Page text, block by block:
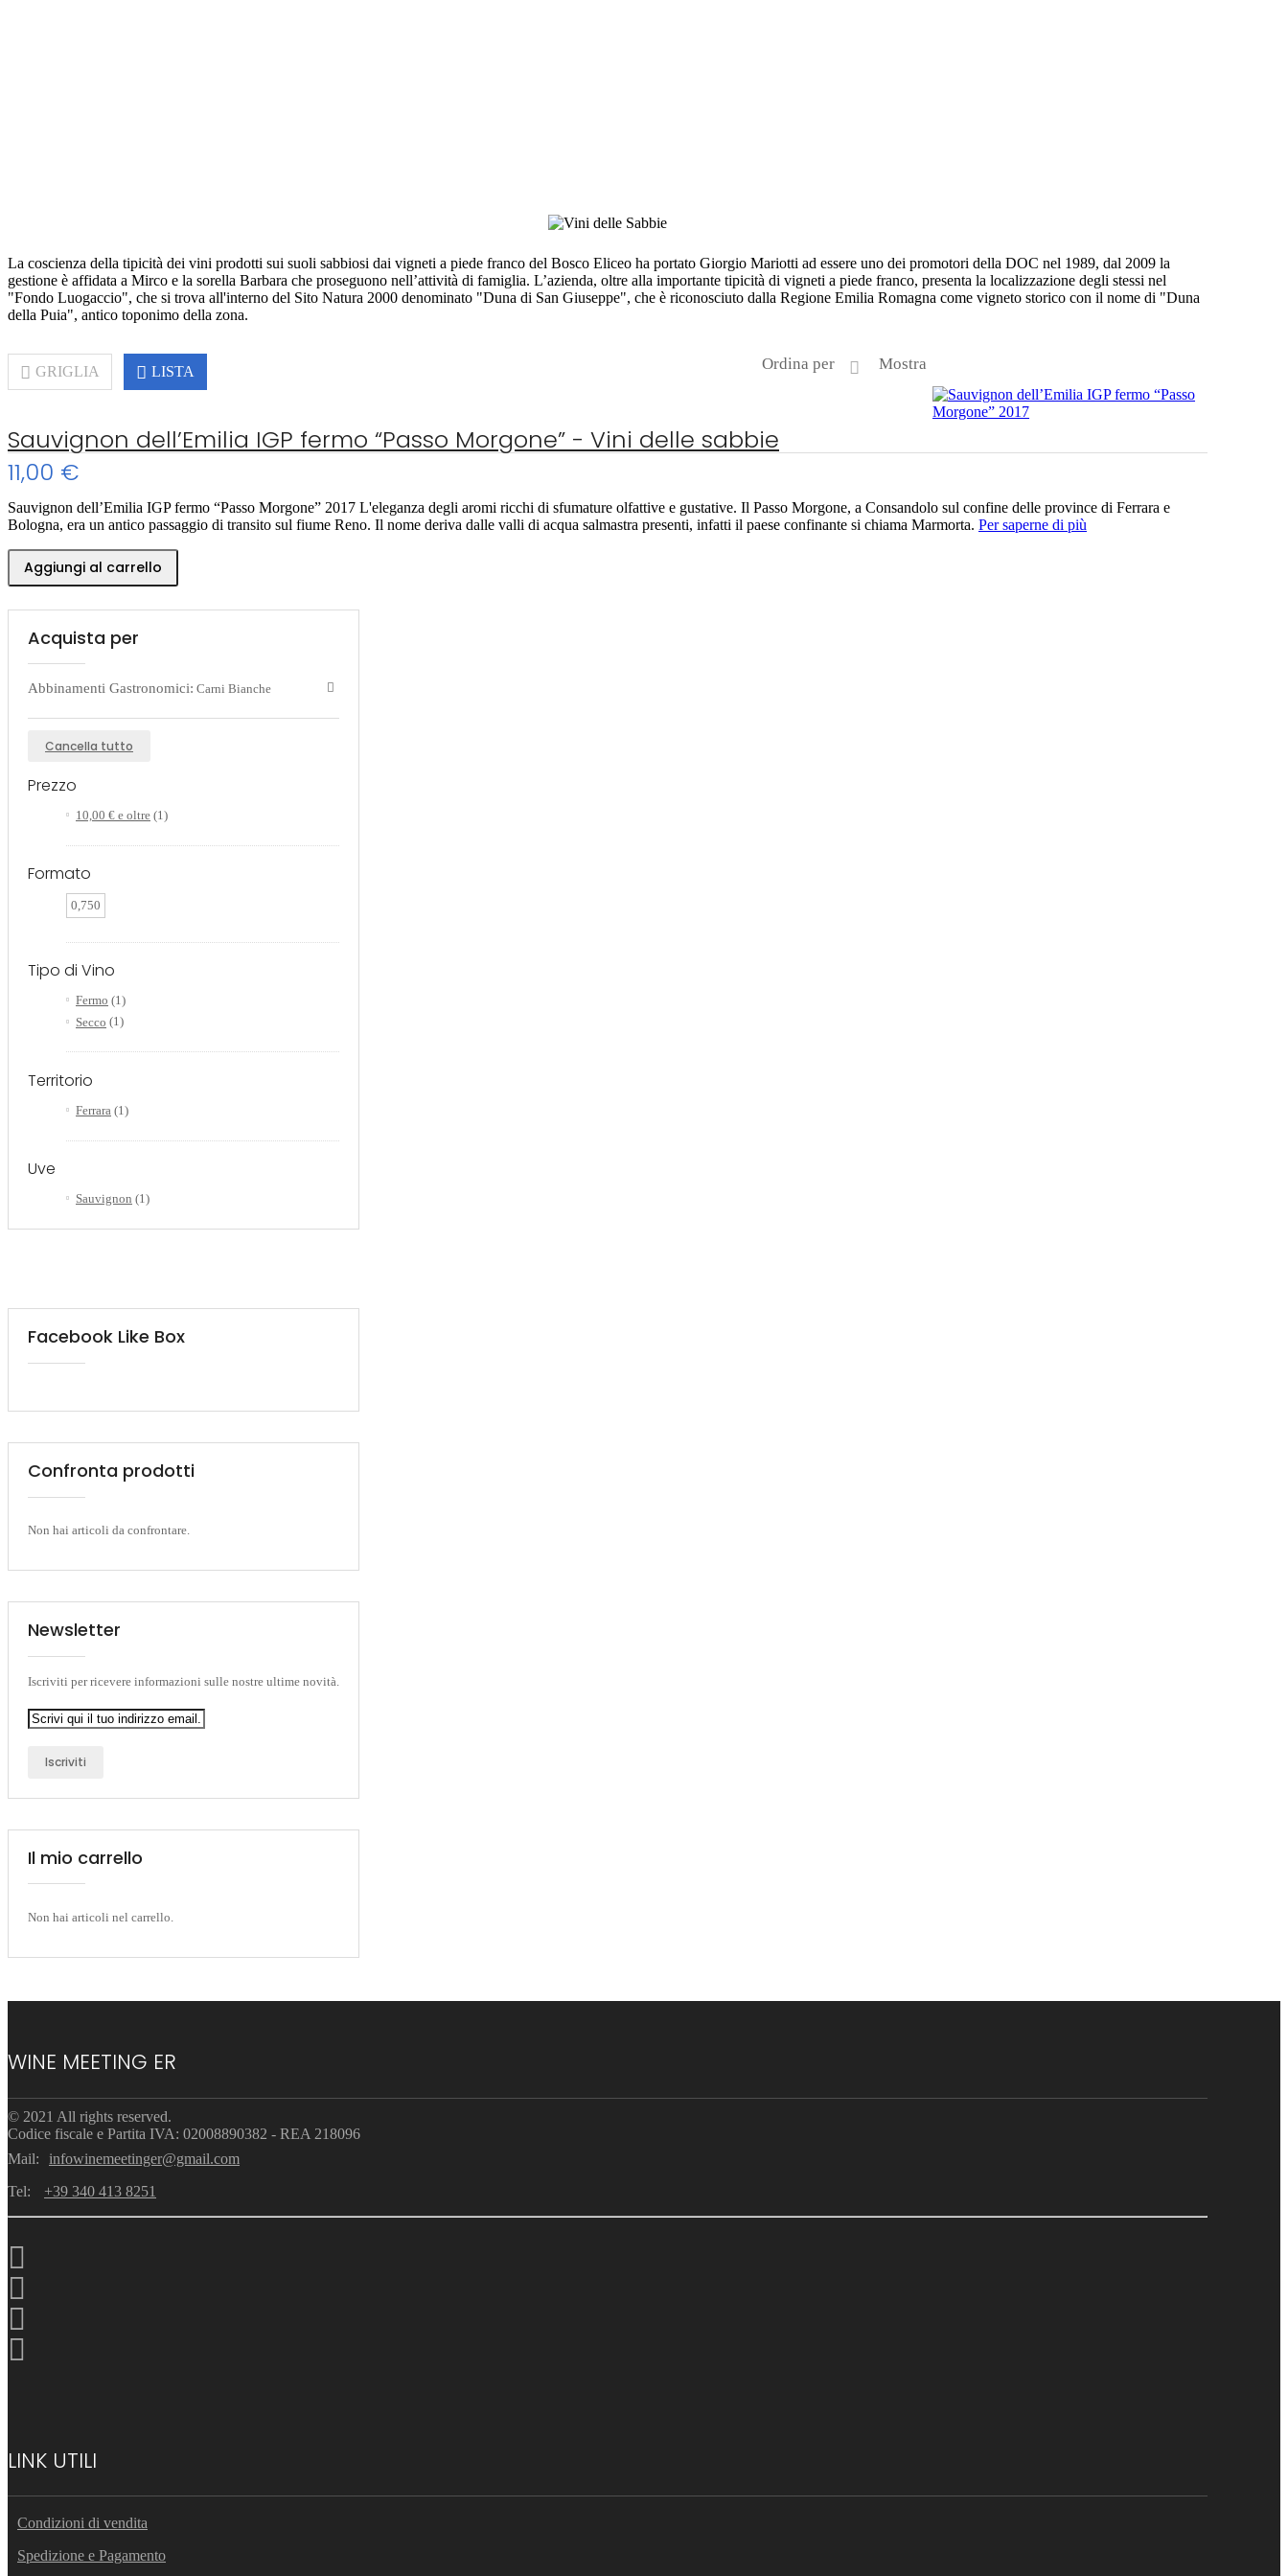
La coscienza della tipicità dei vini prodotti sui suoli sabbiosi dai vigneti a piede franco del Bosco Eliceo ha portato Giorgio Mariotti ad essere uno dei promotori della DOC nel 1989, dal 2009 la
gestione è affidata a Mirco e la sorella Barbara che proseguono nell’attività di famiglia. L’azienda, oltre alla importante tipicità di vigneti a piede franco, presenta la localizzazione degli stessi nel
"Fondo Luogaccio", che si trova all'interno del Sito Natura 2000 denominato "Duna di San Giuseppe", che è riconosciuto dalla Regione Emilia Romagna come vigneto storico con il nome di "Duna
della Puia", antico toponimo della zona.
GRIGLIA LISTA Mostra
Ordina per
Sauvignon dell’Emilia IGP fermo “Passo Morgone” - Vini delle sabbie
11,00 €
Sauvignon dell’Emilia IGP fermo “Passo Morgone” 2017 L'eleganza degli aromi ricchi di sfumature olfattive e gustative. Il Passo Morgone, a Consandolo sul confine delle province di Ferrara e
Bologna, era un antico passaggio di transito sul fiume Reno. Il nome deriva dalle valli di acqua salmastra presenti, infatti il paese confinante si chiama Marmorta. Per saperne di più
Aggiungi al carrello
Acquista per
Abbinamenti Gastronomici: Carni Bianche
Cancella tutto
Prezzo
10,00 € e oltre (1)
Formato
0,750
Tipo di Vino
Fermo (1)
Secco (1)
Territorio
Ferrara (1)
Uve
Sauvignon (1)
Facebook Like Box
Confronta prodotti
Non hai articoli da confrontare.
Newsletter
Iscriviti per ricevere informazioni sulle nostre ultime novità.
Iscriviti
Il mio carrello
Non hai articoli nel carrello.
WINE MEETING ER
© 2021 All rights reserved.
Codice fiscale e Partita IVA: 02008890382 - REA 218096
Mail:
infowinemeetinger@gmail.com
Tel:
+39 340 413 8251
LINK UTILI
Condizioni di vendita
Spedizione e Pagamento